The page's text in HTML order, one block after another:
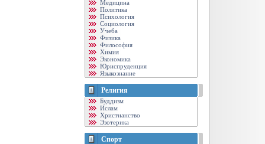
Медицина
Политика
Психология
Социология
Учеба
Физика
Философия
Химия
Экономика
Юриспруденция
Языкознание
Религия
Буддизм
Ислам
Христианство
Эзотерика
Спорт